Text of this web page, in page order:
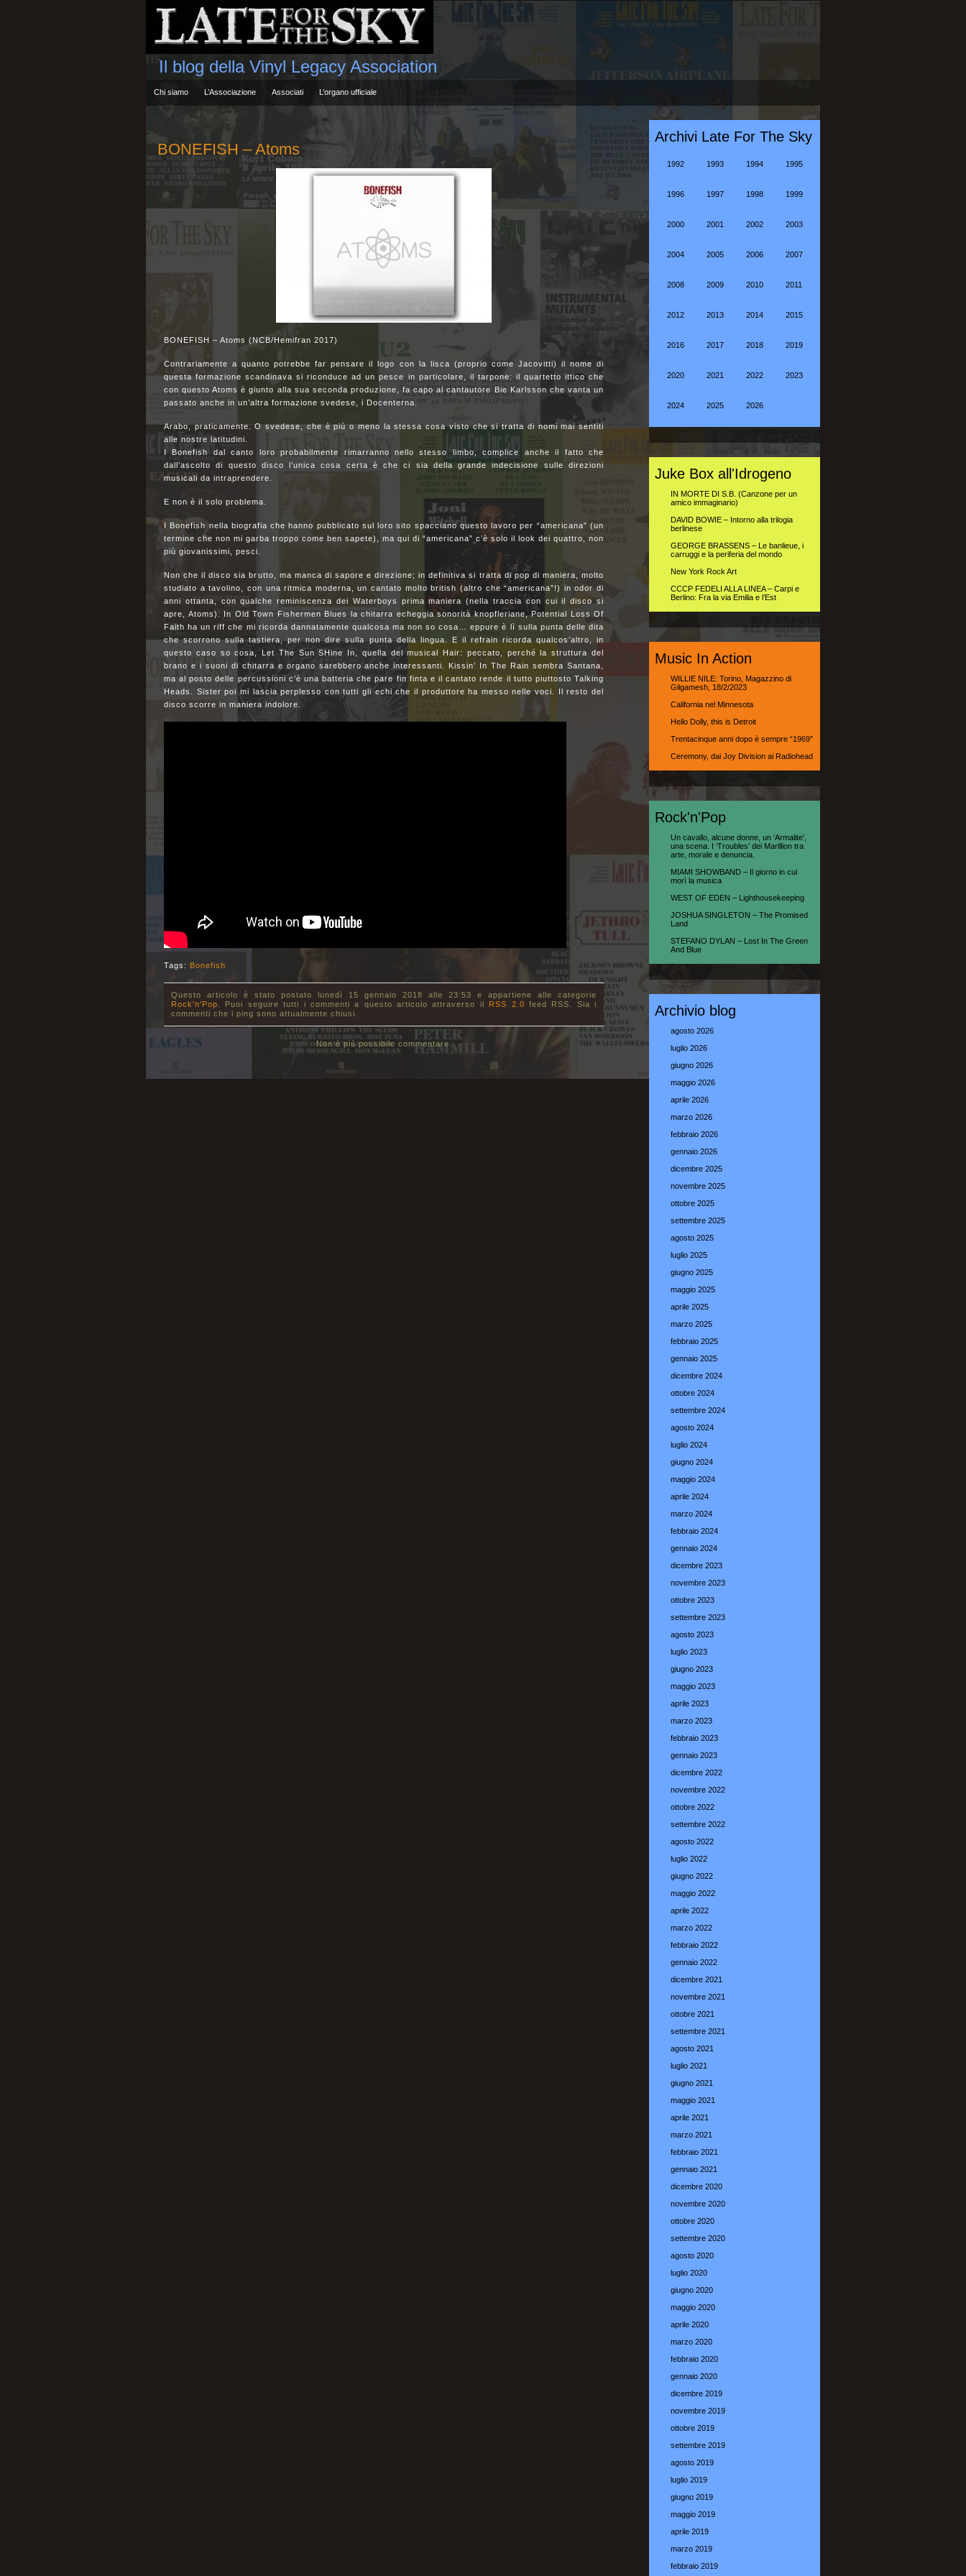
Il blog della Vinyl Legacy Association
Chi siamo L’Associazione Associati L’organo ufficiale
BONEFISH – Atoms
BONEFISH – Atoms (NCB/Hemifran 2017)
Contrariamente a quanto potrebbe far pensare il logo con la lisca (proprio come Jacovitti) il nome di
questa formazione scandinava si riconduce ad un pesce in particolare, il tarpone: il quartetto ittico che
con questo Atoms è giunto alla sua seconda produzione, fa capo al cantautore Bie Karlsson che vanta un
passato anche in un’altra formazione svedese, i Docenterna.
Arabo, praticamente. O svedese, che è più o meno la stessa cosa visto che si tratta di nomi mai sentiti
alle nostre latitudini.
I Bonefish dal canto loro probabilmente rimarranno nello stesso limbo, complice anche il fatto che
dall’ascolto di questo disco l’unica cosa certa è che ci sia della grande indecisione sulle direzioni
musicali da intraprendere.
E non è il solo problema.
I Bonefish nella biografia che hanno pubblicato sul loro sito spacciano questo lavoro per “americana” (un
termine che non mi garba troppo come ben sapete), ma qui di “americana” c’è solo il look dei quattro, non
più giovanissimi, pesci.
Non che il disco sia brutto, ma manca di sapore e direzione; in definitiva si tratta di pop di maniera, molto
studiato a tavolino, con una ritmica moderna, un cantato molto british (altro che “americana”!) in odor di
anni ottanta, con qualche reminiscenza dei Waterboys prima maniera (nella traccia con cui il disco si
apre, Atoms). In Old Town Fishermen Blues la chitarra echeggia sonorità knopfleriane, Potential Loss Of
Faith ha un riff che mi ricorda dannatamente qualcosa ma non so cosa… eppure è lì sulla punta delle dita
che scorrono sulla tastiera, per non dire sulla punta della lingua. E il refrain ricorda qualcos’altro, in
questo caso so cosa, Let The Sun SHine In, quella del musical Hair: peccato, perché la struttura del
brano e i suoni di chitarra e organo sarebbero anche interessanti. Kissin’ In The Rain sembra Santana,
ma al posto delle percussioni c’è una batteria che pare fin finta e il cantato rende il tutto piuttosto Talking
Heads. Sister poi mi lascia perplesso con tutti gli echi che il produttore ha messo nelle voci. Il resto del
disco scorre in maniera indolore.
Tags: Bonefish
Questo articolo è stato postato lunedì 15 gennaio 2018 alle 23:53 e appartiene alle categorie
Rock'n'Pop . Puoi seguire tutti i commenti a questo articolo attraverso il RSS 2.0 feed RSS. Sia i
commenti che i ping sono attualmente chiusi.
Non è più possibile commentare.
Archivi Late For The Sky
1992 1993 1994 1995
1996 1997 1998 1999
2000 2001 2002 2003
2004 2005 2006 2007
2008 2009 2010 2011
2012 2013 2014 2015
2016 2017 2018 2019
2020 2021 2022 2023
2024 2025 2026
Juke Box all'Idrogeno
IN MORTE DI S.B. (Canzone per un
amico immaginario)
DAVID BOWIE – Intorno alla trilogia
berlinese
GEORGE BRASSENS – Le banlieue, i
carruggi e la periferia del mondo
New York Rock Art
CCCP FEDELI ALLA LINEA – Carpi e
Berlino: Fra la via Emilia e l’Est
Music In Action
WILLIE NILE: Torino, Magazzino di
Gilgamesh, 18/2/2023
California nel Minnesota
Hello Dolly, this is Detroit
Trentacinque anni dopo è sempre “1969″
Ceremony, dai Joy Division ai Radiohead
Rock'n'Pop
Un cavallo, alcune donne, un ‘Armalite’,
una scena. I ‘Troubles’ dei Marillion tra
arte, morale e denuncia.
MIAMI SHOWBAND – Il giorno in cui
morì la musica
WEST OF EDEN – Lighthousekeeping
JOSHUA SINGLETON – The Promised
Land
STEFANO DYLAN – Lost In The Green
And Blue
Archivio blog
agosto 2026
luglio 2026
giugno 2026
maggio 2026
aprile 2026
marzo 2026
febbraio 2026
gennaio 2026
dicembre 2025
novembre 2025
ottobre 2025
settembre 2025
agosto 2025
luglio 2025
giugno 2025
maggio 2025
aprile 2025
marzo 2025
febbraio 2025
gennaio 2025
dicembre 2024
ottobre 2024
settembre 2024
agosto 2024
luglio 2024
giugno 2024
maggio 2024
aprile 2024
marzo 2024
febbraio 2024
gennaio 2024
dicembre 2023
novembre 2023
ottobre 2023
settembre 2023
agosto 2023
luglio 2023
giugno 2023
maggio 2023
aprile 2023
marzo 2023
febbraio 2023
gennaio 2023
dicembre 2022
novembre 2022
ottobre 2022
settembre 2022
agosto 2022
luglio 2022
giugno 2022
maggio 2022
aprile 2022
marzo 2022
febbraio 2022
gennaio 2022
dicembre 2021
novembre 2021
ottobre 2021
settembre 2021
agosto 2021
luglio 2021
giugno 2021
maggio 2021
aprile 2021
marzo 2021
febbraio 2021
gennaio 2021
dicembre 2020
novembre 2020
ottobre 2020
settembre 2020
agosto 2020
luglio 2020
giugno 2020
maggio 2020
aprile 2020
marzo 2020
febbraio 2020
gennaio 2020
dicembre 2019
novembre 2019
ottobre 2019
settembre 2019
agosto 2019
luglio 2019
giugno 2019
maggio 2019
aprile 2019
marzo 2019
febbraio 2019